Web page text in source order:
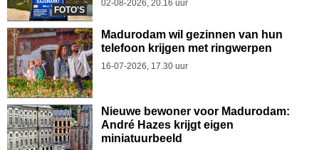
FOTO'S
02-08-2026, 20.16 uur
Madurodam wil gezinnen van hun
telefoon krijgen met ringwerpen
16-07-2026, 17.30 uur
Nieuwe bewoner voor Madurodam:
André Hazes krijgt eigen
miniatuurbeeld